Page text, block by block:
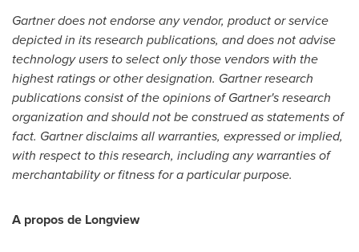
Gartner does not endorse any vendor, product or service
depicted in its research publications, and does not advise
technology users to select only those vendors with the
highest ratings or other designation. Gartner research
publications consist of the opinions of Gartner's research
organization and should not be construed as statements of
fact. Gartner disclaims all warranties, expressed or implied,
with respect to this research, including any warranties of
merchantability or fitness for a particular purpose.
A propos de Longview